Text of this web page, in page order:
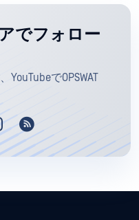
でフォロー
でOPSWAT